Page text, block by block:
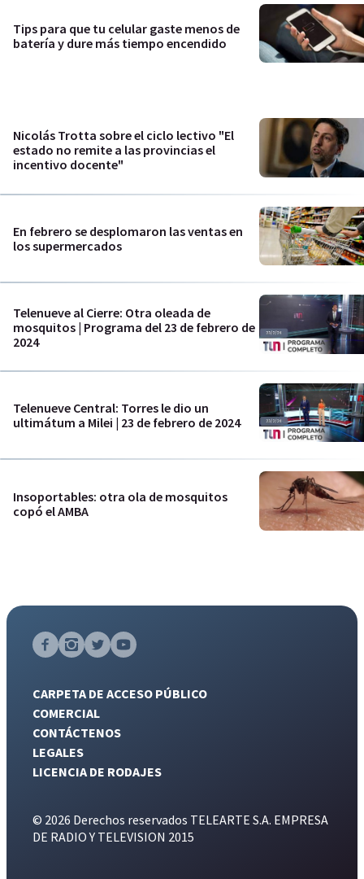
Tips para que tu celular gaste menos de
batería y dure más tiempo encendido
Nicolás Trotta sobre el ciclo lectivo "El
estado no remite a las provincias el
incentivo docente"
En febrero se desplomaron las ventas en
los supermercados
Telenueve al Cierre: Otra oleada de
mosquitos | Programa del 23 de febrero de
2024
Telenueve Central: Torres le dio un
ultimátum a Milei | 23 de febrero de 2024
Insoportables: otra ola de mosquitos
copó el AMBA
CARPETA DE ACCESO PÚBLICO
COMERCIAL
CONTÁCTENOS
LEGALES
LICENCIA DE RODAJES
© 2026 Derechos reservados TELEARTE S.A. EMPRESA
DE RADIO Y TELEVISION 2015